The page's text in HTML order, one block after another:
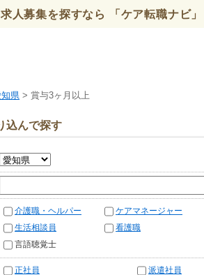
人募集を探すなら 「ケア転職ナビ」
県 > 賞与3ヶ月以上
込んで探す
介護職・ヘルパー ケアマネージャー
生活相談員
看護職
言語聴覚士
正社員 派遣社員